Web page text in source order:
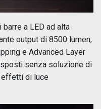
a LED ad alta
output di 8500 lumen,
e Advanced Layer
senza soluzione di
effetti di luce